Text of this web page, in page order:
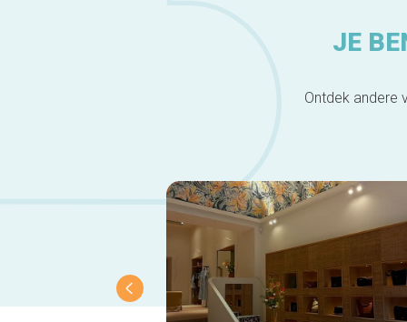
JE
Ontdek andere